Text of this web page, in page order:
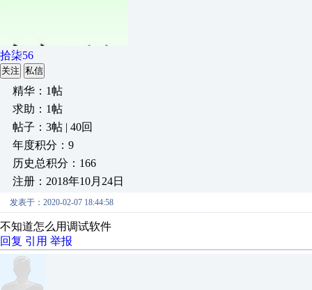
拾柒56
关注 私信
精华：1帖
求助：1帖
帖子：3帖 | 40回
年度积分：9
历史总积分：166
注册：2018年10月24日
发表于：2020-02-07 18:44:58
不知道怎么用调试软件
回复 引用 举报